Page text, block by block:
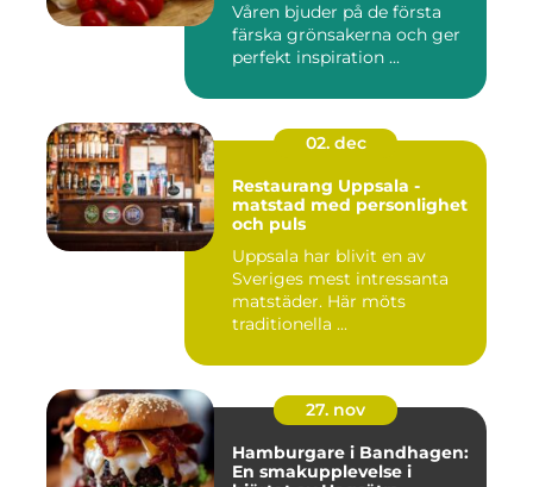
Våren bjuder på de första
färska grönsakerna och ger
perfekt inspiration ...
02. dec
Restaurang Uppsala -
matstad med personlighet
och puls
Uppsala har blivit en av
Sveriges mest intressanta
matstäder. Här möts
traditionella ...
27. nov
Hamburgare i Bandhagen:
En smakupplevelse i